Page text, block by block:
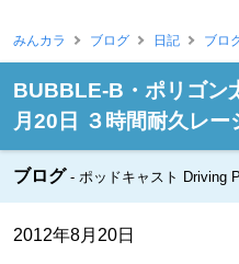
みんカラ ブログ 日記 ブロ
BUBBLE-B・ポリゴ
月20日 ３時間耐久レー
ブログ ポッドキャスト Driving
2012年8月20日